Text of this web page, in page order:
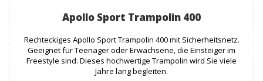
Apollo Sport Trampolin 400
Rechteckiges Apollo Sport Trampolin 400 mit Sicherheitsnetz.
Geeignet für Teenager oder Erwachsene, die Einsteiger im
Freestyle sind. Dieses hochwertige Trampolin wird Sie viele
Jahre lang begleiten.